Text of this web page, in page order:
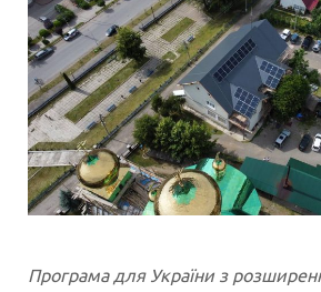
Програма для України з